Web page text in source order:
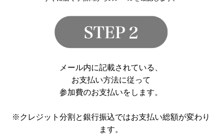
メール内に記載されている、
お支払い方法に従って
参加費のお支払いをします。
※クレジット分割と銀行振込ではお支払い総額が変わり
ます。